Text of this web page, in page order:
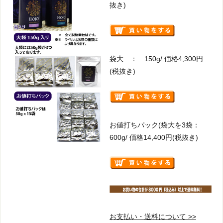
抜き)
袋大 ： 150g/ 価格4,300円
(税抜き)
お値打ちパック(袋大を3袋：
600g/ 価格14,400円(税抜き)
お支払い・送料について >>